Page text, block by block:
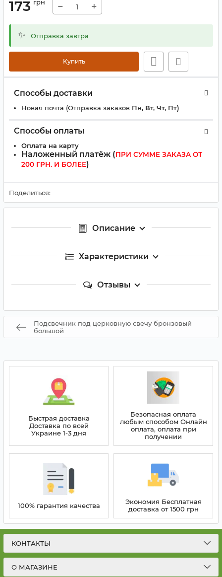
173 грн − +
✨ Отправка завтра
Купить
Способы доставки
Новая почта (Отправка заказов Пн, Вт, Чт, Пт)
Способы оплаты
Оплата на карту
Наложенный платёж (ПРИ СУММЕ ЗАКАЗА ОТ
200 ГРН. И БОЛЕЕ)
Поделиться:
Описание
Характеристики
Отзывы
Подсвечник под церковную свечу бронзовый
большой
Быстрая доставка
Доставка по всей
Украине 1-3 дня
Безопасная оплата
любым способом Онлайн
оплата, оплата при
получении
100% гарантия качества
Экономия Бесплатная
доставка от 1500 грн
КОНТАКТЫ
О МАГАЗИНЕ